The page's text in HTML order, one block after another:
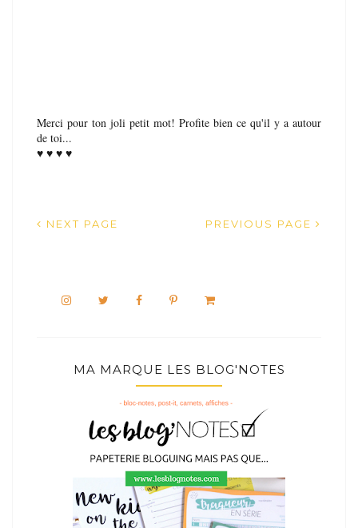
Merci pour ton joli petit mot! Profite bien ce qu'il y a autour
de toi...
♥ ♥ ♥ ♥
NEXT PAGE PREVIOUS PAGE
MA MARQUE LES BLOG'NOTES